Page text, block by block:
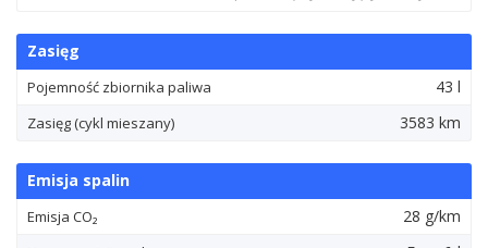
Zasięg
Pojemność zbiornika paliwa 43 l
Zasięg (cykl mieszany) 3583 km
Emisja spalin
Emisja CO₂ 28 g/km